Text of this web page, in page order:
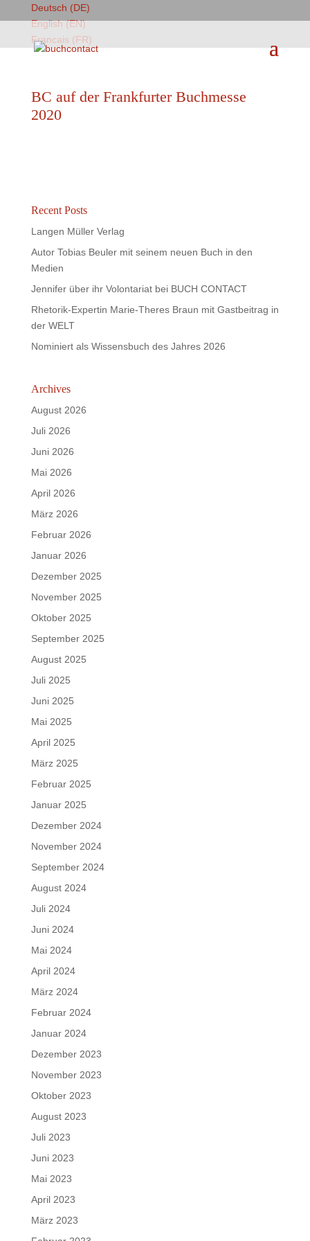
Deutsch (DE)
English (EN)
Francais (FR)
BC auf der Frankfurter Buchmesse
2020
Recent Posts
Langen Müller Verlag
Autor Tobias Beuler mit seinem neuen Buch in den
Medien
Jennifer über ihr Volontariat bei BUCH CONTACT
Rhetorik-Expertin Marie-Theres Braun mit Gastbeitrag in
der WELT
Nominiert als Wissensbuch des Jahres 2026
Archives
August 2026
Juli 2026
Juni 2026
Mai 2026
April 2026
März 2026
Februar 2026
Januar 2026
Dezember 2025
November 2025
Oktober 2025
September 2025
August 2025
Juli 2025
Juni 2025
Mai 2025
April 2025
März 2025
Februar 2025
Januar 2025
Dezember 2024
November 2024
September 2024
August 2024
Juli 2024
Juni 2024
Mai 2024
April 2024
März 2024
Februar 2024
Januar 2024
Dezember 2023
November 2023
Oktober 2023
August 2023
Juli 2023
Juni 2023
Mai 2023
April 2023
März 2023